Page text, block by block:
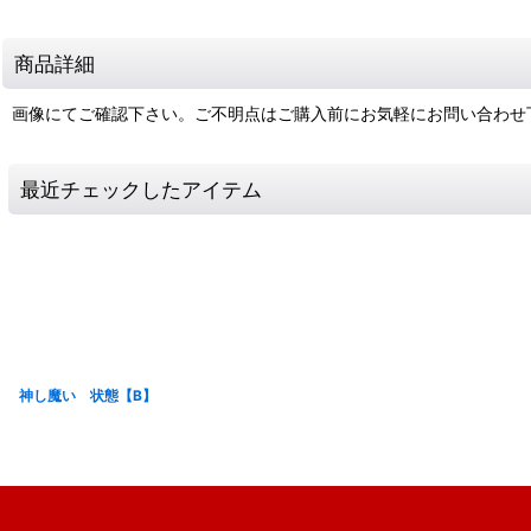
商品詳細
画像にてご確認下さい。ご不明点はご購入前にお気軽にお問い合わせ
最近チェックしたアイテム
神し魔い 状態【B】